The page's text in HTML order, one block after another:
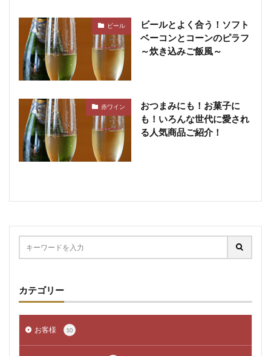
ビール
ビールとよく合う！ソフト
ベーコンとコーンのピラフ
～炊き込みご飯風～
赤ワイン
おつまみにも！お菓子に
も！いろんな世代に愛され
る人気商品ご紹介！
カテゴリー
お客様 10